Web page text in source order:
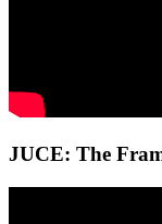
JUCE: The